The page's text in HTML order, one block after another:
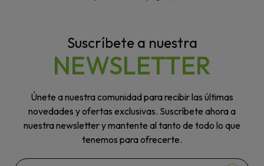
Suscríbete a nuestra
NEWSLETTER
Únete a nuestra comunidad para recibir las últimas
novedades y ofertas exclusivas. Suscríbete ahora a
nuestra newsletter y mantente al tanto de todo lo que
tenemos para ofrecerte.